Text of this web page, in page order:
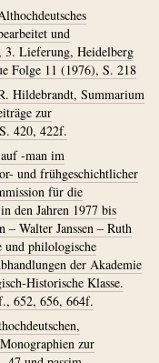
und
3. Lieferung, Heidelberg
Folge 11 (1976), S. 218
Hildebrandt, Summarium
zur
420, 422f.
-man im
und frühgeschichtlicher
für die
den Jahren 1977 bis
– Walter Janssen – Ruth
und philologische
der Akademie
Historische Klasse.
652, 656, 664f.
zur